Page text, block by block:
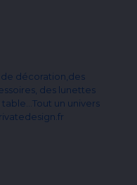
décoration,des
des lunettes
un univers